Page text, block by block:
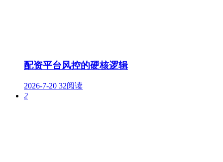
配资平台风控的硬核逻辑
2026-7-20 32阅读
2